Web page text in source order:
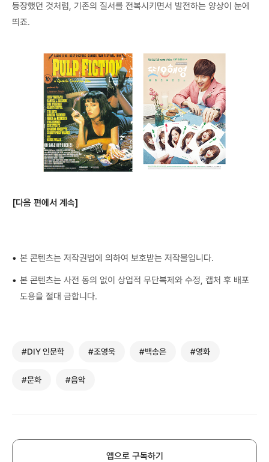
등장했던 것처럼, 기존의 질서를 전복시키면서 발전하는 양상이 눈에
띄죠.
[다음 편에서 계속]
• 본 콘텐츠는 저작권법에 의하여 보호받는 저작물입니다.
• 본 콘텐츠는 사전 동의 없이 상업적 무단복제와 수정, 캡처 후 배포
도용을 절대 금합니다.
#DIY 인문학 #조영욱 #백송은 #영화
#문화 #음악
앱으로 구독하기